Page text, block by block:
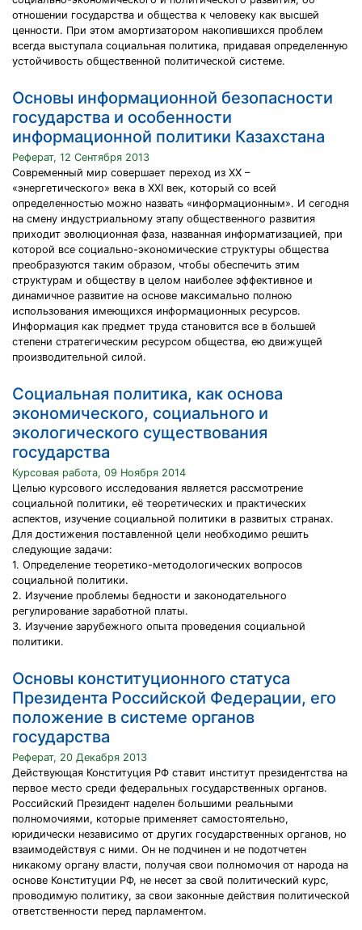
отношении государства и общества к человеку как высшей
ценности. При этом амортизатором накопившихся проблем
всегда выступала социальная политика, придавая определенную
устойчивость общественной политической системе.
Основы информационной безопасности
государства и особенности
информационной политики Казахстана
Реферат, 12 Сентября 2013
Современный мир совершает переход из XX –
«энергетического» века в XXI век, который со всей
определенностью можно назвать «информационным». И сегодня
на смену индустриальному этапу общественного развития
приходит эволюционная фаза, названная информатизацией, при
которой все социально-экономические структуры общества
преобразуются таким образом, чтобы обеспечить этим
структурам и обществу в целом наиболее эффективное и
динамичное развитие на основе максимально полною
использования имеющихся информационных ресурсов.
Информация как предмет труда становится все в большей
степени стратегическим ресурсом общества, ею движущей
производительной силой.
Социальная политика, как основа
экономического, социального и
экологического существования
государства
Курсовая работа, 09 Ноября 2014
Целью курсового исследования является рассмотрение
социальной политики, её теоретических и практических
аспектов, изучение социальной политики в развитых странах.
Для достижения поставленной цели необходимо решить
следующие задачи:
1. Определение теоретико-методологических вопросов
социальной политики.
2. Изучение проблемы бедности и законодательного
регулирование заработной платы.
3. Изучение зарубежного опыта проведения социальной
политики.
Основы конституционного статуса
Президента Российской Федерации, его
положение в системе органов
государства
Реферат, 20 Декабря 2013
Действующая Конституция РФ ставит институт президентства на
первое место среди федеральных государственных органов.
Российский Президент наделен большими реальными
полномочиями, которые применяет самостоятельно,
юридически независимо от других государственных органов, но
взаимодействуя с ними. Он не подчинен и не подотчетен
никакому органу власти, получая свои полномочия от народа на
основе Конституции РФ, не несет за свой политический курс,
проводимую политику, за свои законные действия политической
ответственности перед парламентом.